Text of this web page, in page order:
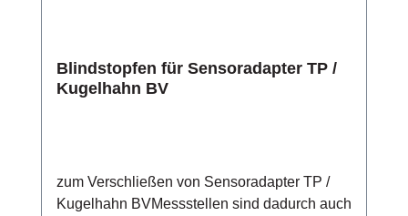
Blindstopfen für Sensoradapter TP /
Kugelhahn BV
zum Verschließen von Sensoradapter TP /
Kugelhahn BVMessstellen sind dadurch auch